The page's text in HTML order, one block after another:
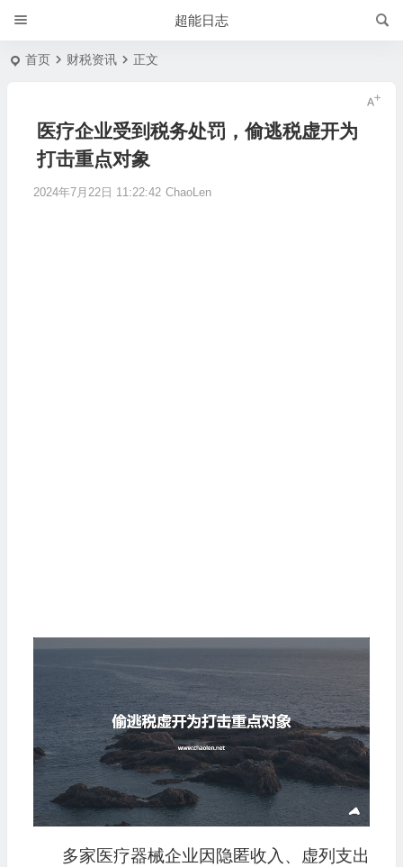
超能日志
首页 财税资讯 正文
医疗企业受到税务处罚，偷逃税虚开为
打击重点对象
2024年7月22日 11:22:42 ChaoLen
多家医疗器械企业因隐匿收入、虚列支出